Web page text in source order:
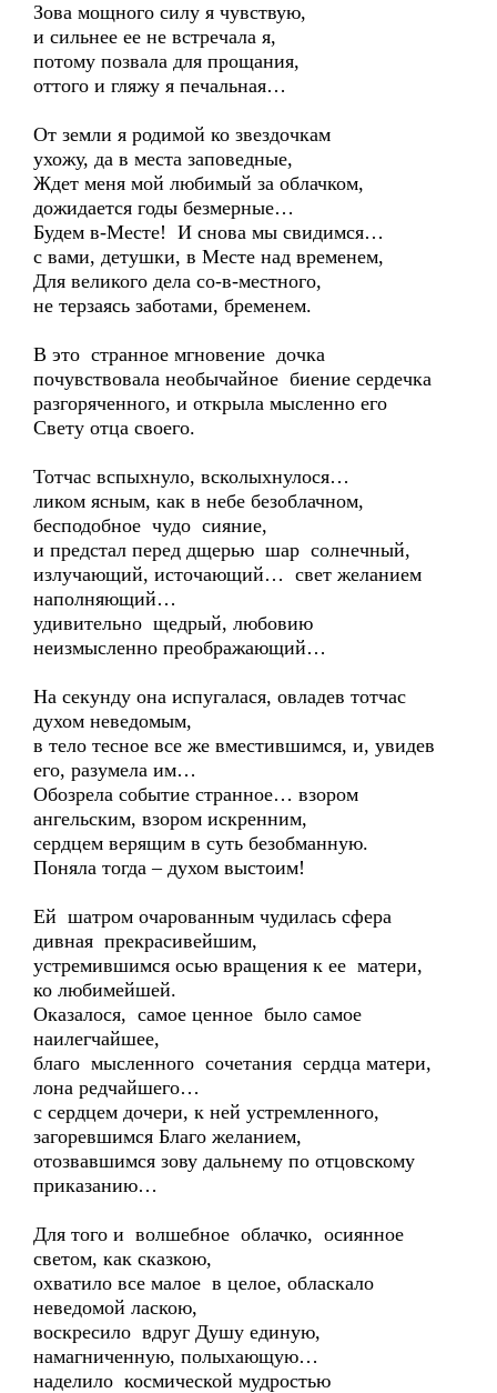
Зова мощного силу я чувствую,
и сильнее ее не встречала я,
потому позвала для прощания,
оттого и гляжу я печальная…
От земли я родимой ко звездочкам
ухожу, да в места заповедные,
Ждет меня мой любимый за облачком,
дожидается годы безмерные…
Будем в-Месте! И снова мы свидимся…
с вами, детушки, в Месте над временем,
Для великого дела со-в-местного,
не терзаясь заботами, бременем.
В это странное мгновение дочка
почувствовала необычайное биение сердечка
разгоряченного, и открыла мысленно его
Свету отца своего.
Тотчас вспыхнуло, всколыхнулося…
ликом ясным, как в небе безоблачном,
бесподобное чудо сияние,
и предстал перед дщерью шар солнечный,
излучающий, источающий… свет желанием
наполняющий…
удивительно щедрый, любовию
неизмысленно преображающий…
На секунду она испугалася, овладев тотчас
духом неведомым,
в тело тесное все же вместившимся, и, увидев
его, разумела им…
Обозрела событие странное… взором
ангельским, взором искренним,
сердцем верящим в суть безобманную.
Поняла тогда – духом выстоим!
Ей шатром очарованным чудилась сфера
дивная прекрасивейшим,
устремившимся осью вращения к ее матери,
ко любимейшей.
Оказалося, самое ценное было самое
наилегчайшее,
благо мысленного сочетания сердца матери,
лона редчайшего…
с сердцем дочери, к ней устремленного,
загоревшимся Благо желанием,
отозвавшимся зову дальнему по отцовскому
приказанию…
Для того и волшебное облачко, осиянное
светом, как сказкою,
охватило все малое в целое, обласкало
неведомой ласкою,
воскресило вдруг Душу единую,
намагниченную, полыхающую…
наделило космической мудростью